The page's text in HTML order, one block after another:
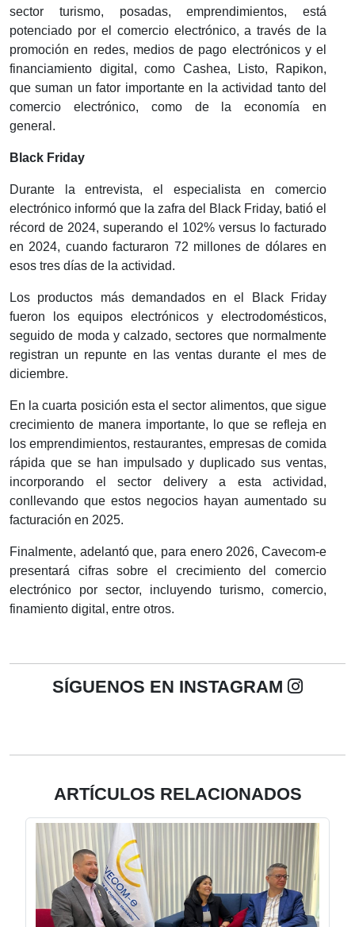
sector turismo, posadas, emprendimientos, está
potenciado por el comercio electrónico, a través de la
promoción en redes, medios de pago electrónicos y el
financiamiento digital, como Cashea, Listo, Rapikon,
que suman un fator importante en la actividad tanto del
comercio electrónico, como de la economía en
general.
Black Friday
Durante la entrevista, el especialista en comercio
electrónico informó que la zafra del Black Friday, batió el
récord de 2024, superando el 102% versus lo facturado
en 2024, cuando facturaron 72 millones de dólares en
esos tres días de la actividad.
Los productos más demandados en el Black Friday
fueron los equipos electrónicos y electrodomésticos,
seguido de moda y calzado, sectores que normalmente
registran un repunte en las ventas durante el mes de
diciembre.
En la cuarta posición esta el sector alimentos, que sigue
crecimiento de manera importante, lo que se refleja en
los emprendimientos, restaurantes, empresas de comida
rápida que se han impulsado y duplicado sus ventas,
incorporando el sector delivery a esta actividad,
conllevando que estos negocios hayan aumentado su
facturación en 2025.
Finalmente, adelantó que, para enero 2026, Cavecom-e
presentará cifras sobre el crecimiento del comercio
electrónico por sector, incluyendo turismo, comercio,
finamiento digital, entre otros.
SÍGUENOS EN INSTAGRAM
ARTÍCULOS RELACIONADOS